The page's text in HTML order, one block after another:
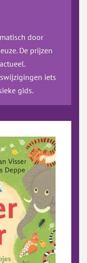
door
De prijzen
iets
gids.